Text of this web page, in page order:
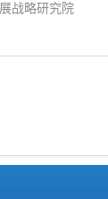
战略研究院